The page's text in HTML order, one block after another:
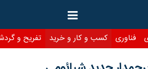
کسب و کار و خرید تفریح و گردشگری سبک